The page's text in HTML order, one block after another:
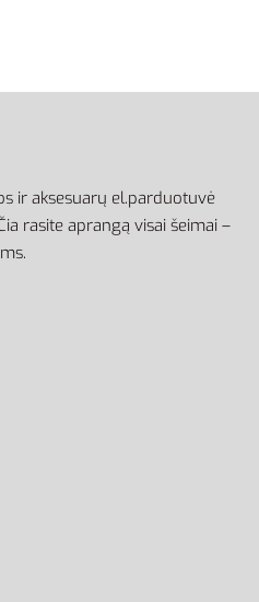
ir aksesuarų el.parduotuvė
rasite aprangą visai šeimai –